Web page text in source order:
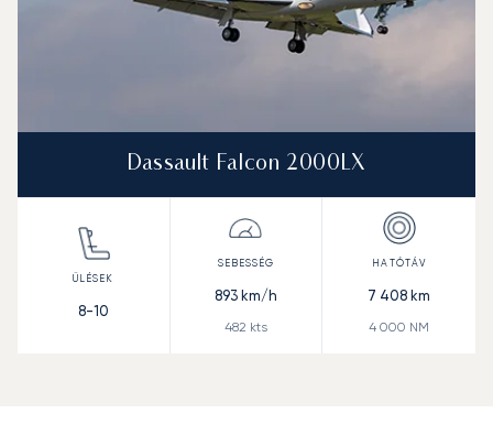
Dassault Falcon 2000LX
8-10
893km/h
482 kts
7 408 km
4 000 NM